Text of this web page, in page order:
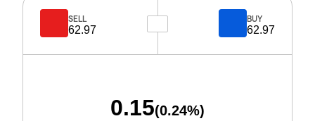
SELL
62.97
BUY
62.97
0.15(0.24%)